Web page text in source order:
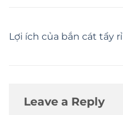
Lợi ích của bắn cát tẩy rỉ
Leave a Reply